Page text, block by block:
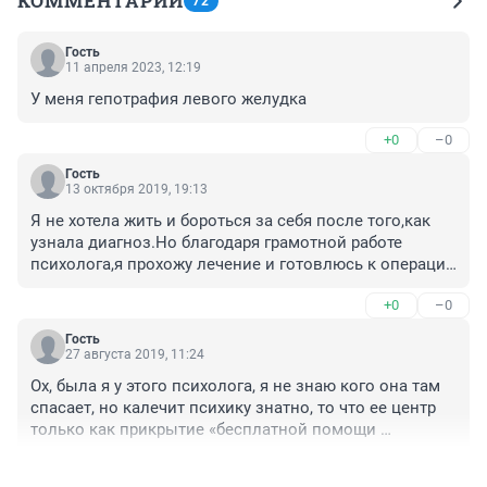
Гость
11 апреля 2023, 12:19
У меня гепотрафия левого желудка
+0 –0
Гость
13 октября 2019, 19:13
Я не хотела жить и бороться за себя после того,как
узнала диагноз.Но благодаря грамотной работе
психолога,я прохожу лечение и готовлюсь к операции
бог никому ЭТОГО.В Новосибирске даже талон к
онкологу не дали!!! А некоторые виды анализов даже
за деньги сделать не возможно!!!В медицинских
+0 –0
Гость
27 августа 2019, 11:24
Ох, была я у этого психолога, я не знаю кого она там
спасает, но калечит психику знатно, то что ее центр
только как прикрытие «бесплатной помощи